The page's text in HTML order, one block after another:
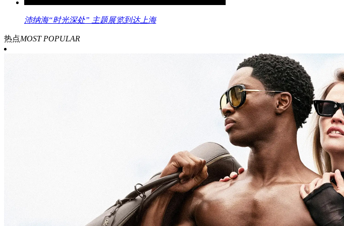
沛纳海“时光深处” 主题展览到达上海
热点MOST POPULAR